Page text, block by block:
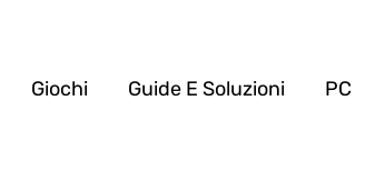
Giochi Guide E Soluzioni PC